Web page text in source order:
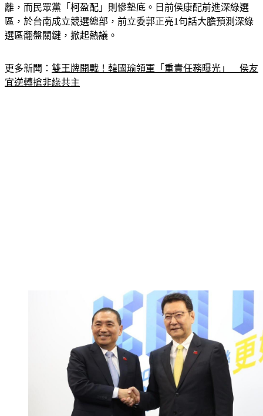
離，而民眾黨「柯盈配」則慘墊底。日前侯康配前進深綠選
區，於台南成立競選總部，前立委郭正亮1句話大膽預測深綠
選區翻盤關鍵，掀起熱議。
更多新聞： 雙王牌開戰！韓國瑜領軍「重責任務曝光」　侯友
宜逆轉搶非綠共主